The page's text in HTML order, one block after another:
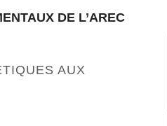
DE L’AREC
AUX